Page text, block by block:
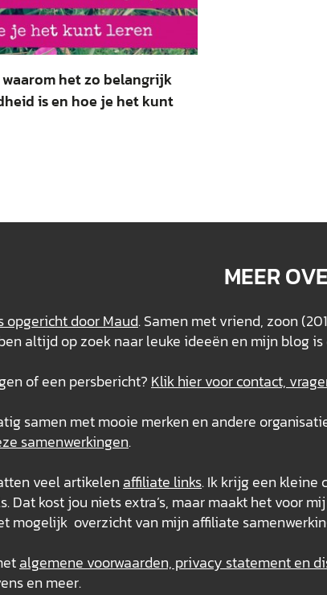
waarom het zo belangrijk
is en hoe je het kunt
MEER
opgericht door Maud. Samen met vriend, zoon
altijd op zoek naar leuke ideeën en mijn blog
of een persbericht? Klik hier voor contact,
samen met mooie merken en andere
samenwerkingen.
veel artikelen affiliate links. Ik krijg een kleine
Dat kost jou niets extra’s, maar maakt het voor
mogelijk overzicht van mijn affiliate
algemene voorwaarden, privacy statement en
en meer.